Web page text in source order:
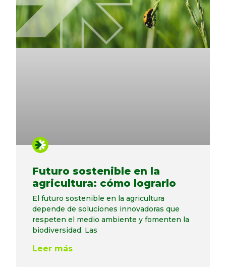
Futuro sostenible en la
agricultura: cómo lograrlo
El futuro sostenible en la agricultura
depende de soluciones innovadoras que
respeten el medio ambiente y fomenten la
biodiversidad. Las
Leer más